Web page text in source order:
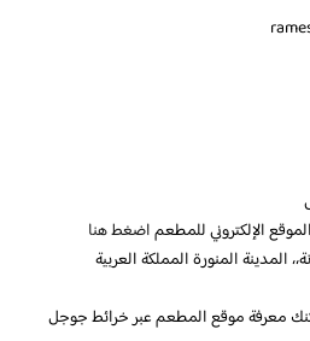
الإلكتروني للمطعماضغط هنا
المدينة المنورة المملكة العربية
معرفة موقع المطعم عبر خرائط جوجل